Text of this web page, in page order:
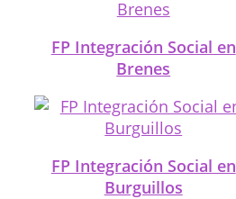
FP Integración Social en
Brenes
FP Integración Social en
Burguillos